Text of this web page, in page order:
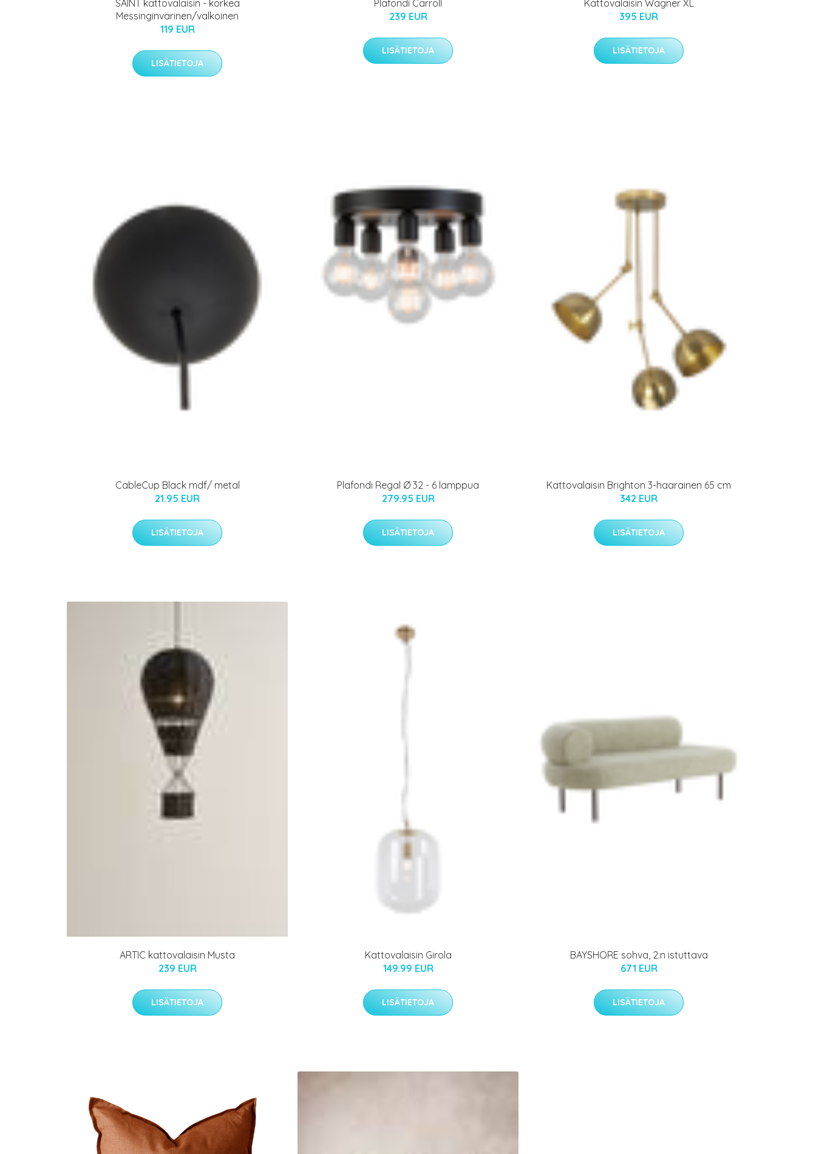
SAINT kattovalaisin - korkea
Messinginvärinen/valkoinen
119 EUR
LISÄTIETOJA
Plafondi Carroll
239 EUR
LISÄTIETOJA
Kattovalaisin Wagner XL
395 EUR
LISÄTIETOJA
CableCup Black mdf/ metal
21.95 EUR
LISÄTIETOJA
Plafondi Regal Ø 32 - 6 lamppua
279.95 EUR
LISÄTIETOJA
Kattovalaisin Brighton 3-haarainen 65 cm
342 EUR
LISÄTIETOJA
ARTIC kattovalaisin Musta
239 EUR
LISÄTIETOJA
Kattovalaisin Girola
149.99 EUR
LISÄTIETOJA
BAYSHORE sohva, 2:n istuttava
671 EUR
LISÄTIETOJA